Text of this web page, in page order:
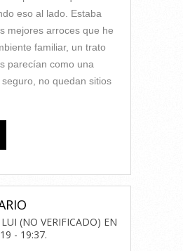
eso al lado. Estaba
mejores arroces que he
familiar, un trato
parecían como una
no quedan sitios
LUI (NO VERIFICADO) EN
- 19:37.